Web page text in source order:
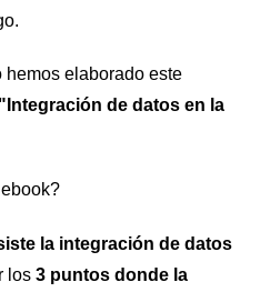
hemos elaborado este
"Integración de datos en la
la integración de datos
los 3 puntos donde la